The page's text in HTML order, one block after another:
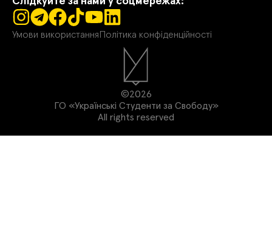
Умови використання Політика конфіденційності
©2026
ГО «Українські Студенти за Свободу»
All rights reserved